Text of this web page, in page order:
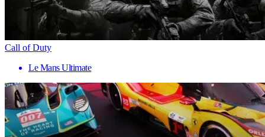
Call of Duty
Le Mans Ultimate